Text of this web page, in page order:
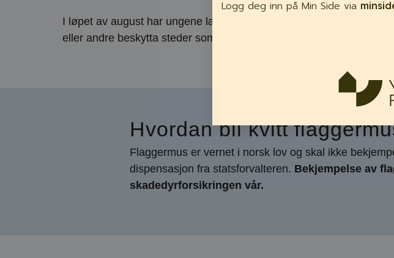
I løpet av august har ungene lært å fly og ynglekolonien løses
eller andre beskytta steder som er frostfrie, men som holder lave
Hvordan bli kvitt
Flaggermus er vernet i norsk lov og skal ikke
dispensasjon fra statsforvalteren. Bekjempelse av
skadedyrforsikringen vår.
Logg deg inn på Min Side via